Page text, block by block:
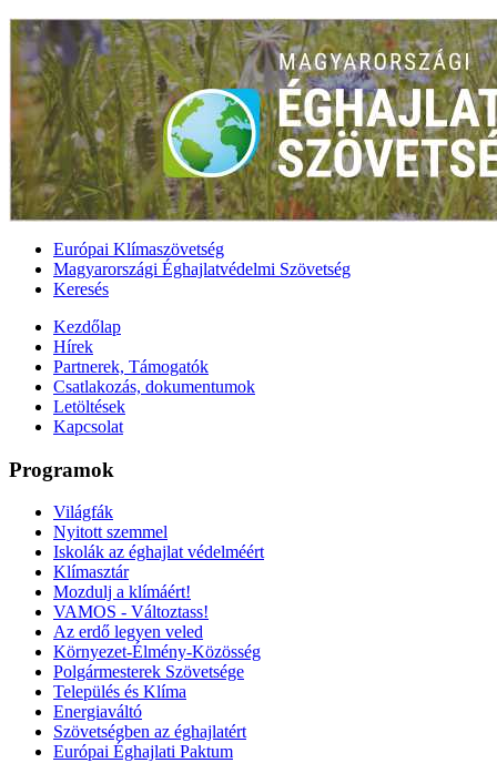
Európai Klímaszövetség
Magyarországi Éghajlatvédelmi Szövetség
Keresés
Kezdőlap
Hírek
Partnerek, Támogatók
Csatlakozás, dokumentumok
Letöltések
Kapcsolat
Programok
Világfák
Nyitott szemmel
Iskolák az éghajlat védelméért
Klímasztár
Mozdulj a klímáért!
VAMOS - Változtass!
Az erdő legyen veled
Környezet-Élmény-Közösség
Polgármesterek Szövetsége
Település és Klíma
Energiaváltó
Szövetségben az éghajlatért
Európai Éghajlati Paktum